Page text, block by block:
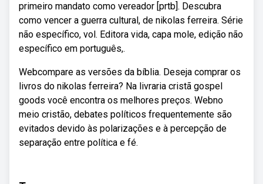
primeiro mandato como vereador [prtb]. Descubra
como vencer a guerra cultural, de nikolas ferreira. Série
não específico, vol. Editora vida, capa mole, edição não
específico em português,.
Webcompare as versões da bíblia. Deseja comprar os
livros do nikolas ferreira? Na livraria cristã gospel
goods você encontra os melhores preços. Webno
meio cristão, debates políticos frequentemente são
evitados devido às polarizações e à percepção de
separação entre política e fé.